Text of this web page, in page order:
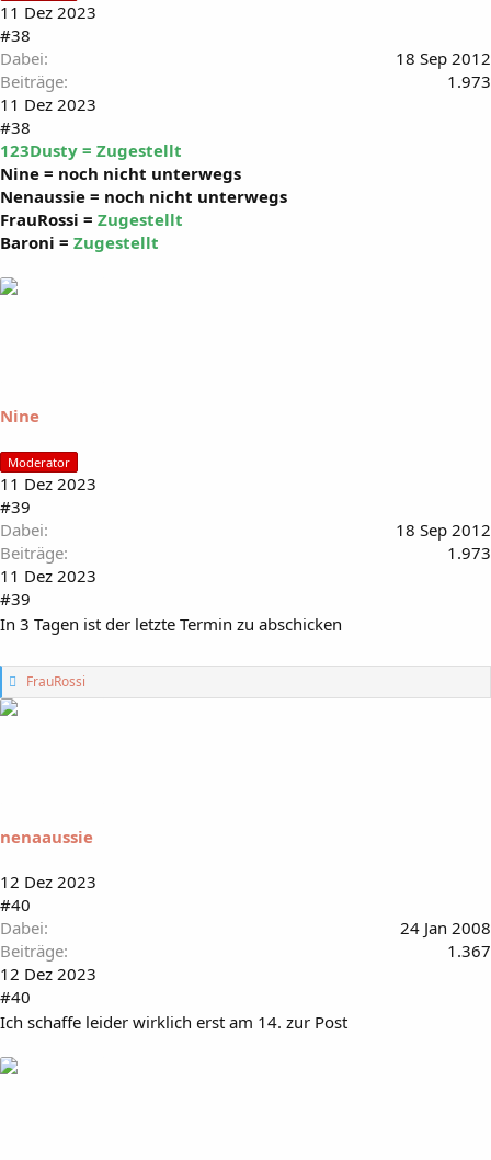
11 Dez 2023
#38
Dabei
18 Sep 2012
Beiträge
1.973
11 Dez 2023
#38
123Dusty = Zugestellt
Nine = noch nicht unterwegs
Nenaussie = noch nicht unterwegs
FrauRossi = Zugestellt
Baroni = Zugestellt
Nine
Moderator
11 Dez 2023
#39
Dabei
18 Sep 2012
Beiträge
1.973
11 Dez 2023
#39
In 3 Tagen ist der letzte Termin zu abschicken
G
e
r
FrauRossi
nenaaussie
12 Dez 2023
#40
Dabei
24 Jan 2008
Beiträge
1.367
12 Dez 2023
#40
Ich schaffe leider wirklich erst am 14. zur Post